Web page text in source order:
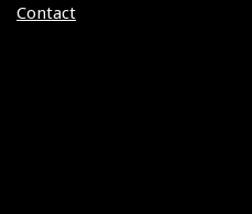
Contact